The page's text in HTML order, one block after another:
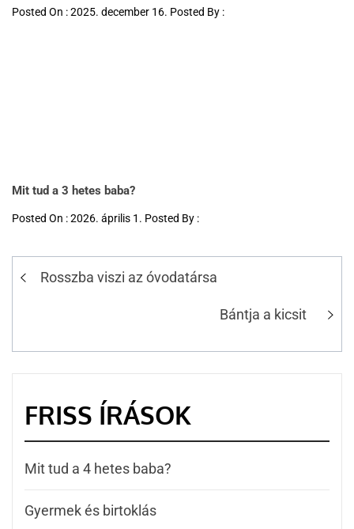
Posted On : 2025. december 16. Posted By :
Mit tud a 3 hetes baba?
Posted On : 2026. április 1. Posted By :
Rosszba viszi az óvodatársa
Bántja a kicsit
FRISS ÍRÁSOK
Mit tud a 4 hetes baba?
Gyermek és birtoklás